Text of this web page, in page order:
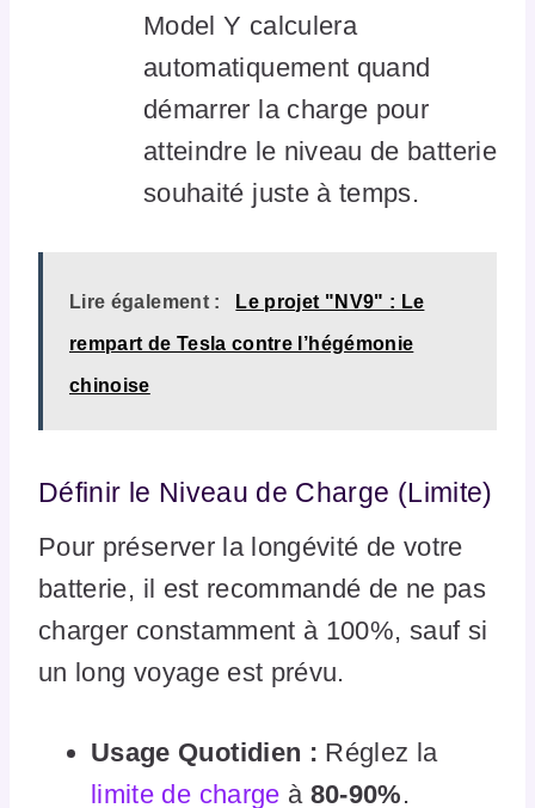
Model Y calculera
automatiquement quand
démarrer la charge pour
atteindre le niveau de batterie
souhaité juste à temps.
Lire également : Le projet "NV9" : Le
rempart de Tesla contre l’hégémonie
chinoise
Définir le Niveau de Charge (Limite)
Pour préserver la longévité de votre
batterie, il est recommandé de ne pas
charger constamment à 100%, sauf si
un long voyage est prévu.
Usage Quotidien : Réglez la
limite de charge à 80-90%.